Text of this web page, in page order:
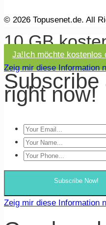
© 2026 Topusenet.de. All
10 GB
Ja! Ich möchte kostenlos
Zeig mir diese Information
Subscribe
right now!
Subscribe Now!
Zeig mir diese Information